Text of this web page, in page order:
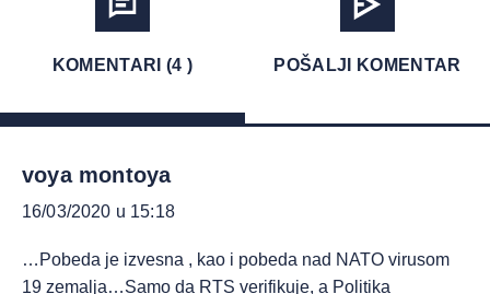
KOMENTARI (4 ) POŠALJI KOMENTAR
voya montoya
16/03/2020 u 15:18
…Pobeda je izvesna , kao i pobeda nad NATO virusom
19 zemalja…Samo da RTS verifikuje, a Politika